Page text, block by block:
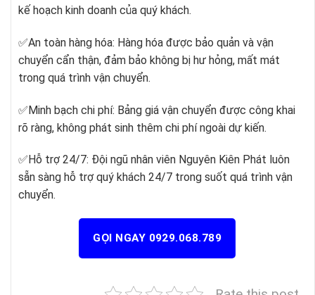
kế hoạch kinh doanh của quý khách.
✅An toàn hàng hóa: Hàng hóa được bảo quản và vận
chuyển cẩn thận, đảm bảo không bị hư hỏng, mất mát
trong quá trình vận chuyển.
✅Minh bạch chi phí: Bảng giá vận chuyển được công khai
rõ ràng, không phát sinh thêm chi phí ngoài dự kiến.
✅ Hỗ trợ 24/7: Đội ngũ nhân viên Nguyên Kiên Phát luôn
sẵn sàng hỗ trợ quý khách 24/7 trong suốt quá trình vận
chuyển.
GỌI NGAY 0929.068.789